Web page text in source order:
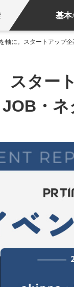
基本
軸に。スタートアップ
スター
・ネ